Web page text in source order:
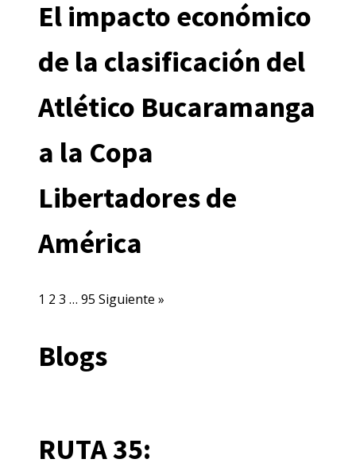
El impacto económico
de la clasificación del
Atlético Bucaramanga
a la Copa
Libertadores de
América
1 2 3 … 95 Siguiente »
Blogs
RUTA 35: